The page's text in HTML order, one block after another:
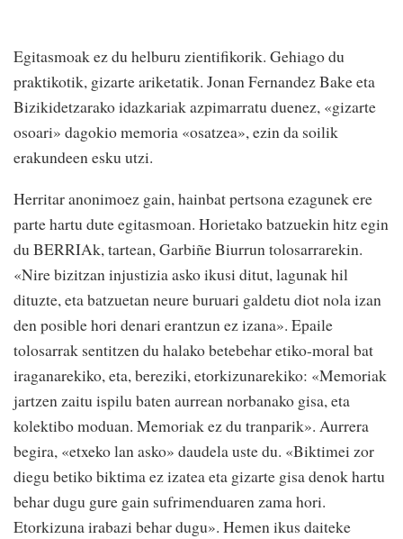
Egitasmoak ez du helburu zientifikorik. Gehiago du
praktikotik, gizarte ariketatik. Jonan Fernandez Bake eta
Bizikidetzarako idazkariak azpimarratu duenez, «gizarte
osoari» dagokio memoria «osatzea», ezin da soilik
erakundeen esku utzi.
Herritar anonimoez gain, hainbat pertsona ezagunek ere
parte hartu dute egitasmoan. Horietako batzuekin hitz egin
du BERRIAk, tartean, Garbiñe Biurrun tolosarrarekin.
«Nire bizitzan injustizia asko ikusi ditut, lagunak hil
dituzte, eta batzuetan neure buruari galdetu diot nola izan
den posible hori denari erantzun ez izana». Epaile
tolosarrak sentitzen du halako betebehar etiko-moral bat
iraganarekiko, eta, bereziki, etorkizunarekiko: «Memoriak
jartzen zaitu ispilu baten aurrean norbanako gisa, eta
kolektibo moduan. Memoriak ez du tranparik». Aurrera
begira, «etxeko lan asko» daudela uste du. «Biktimei zor
diegu betiko biktima ez izatea eta gizarte gisa denok hartu
behar dugu gure gain sufrimenduaren zama hori.
Etorkizuna irabazi behar dugu». Hemen ikus daiteke